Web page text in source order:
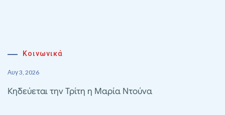
Κοινωνικά
Αυγ 3, 2026
Κηδεύεται την Τρίτη η Μαρία Ντούνα